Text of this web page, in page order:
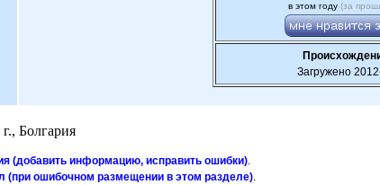
в этом году (за
Загружено
Болгария
(добавить информацию, исправить ошибки).
(при ошибочном размещении в этом разделе).